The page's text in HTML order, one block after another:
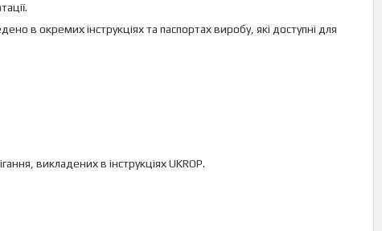
в окремих інструкціях та паспортах виробу, які доступні для
викладених в інструкціях UKROP.